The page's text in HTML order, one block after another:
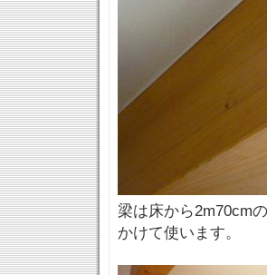
梁は床から2m70cm
かけて使います。